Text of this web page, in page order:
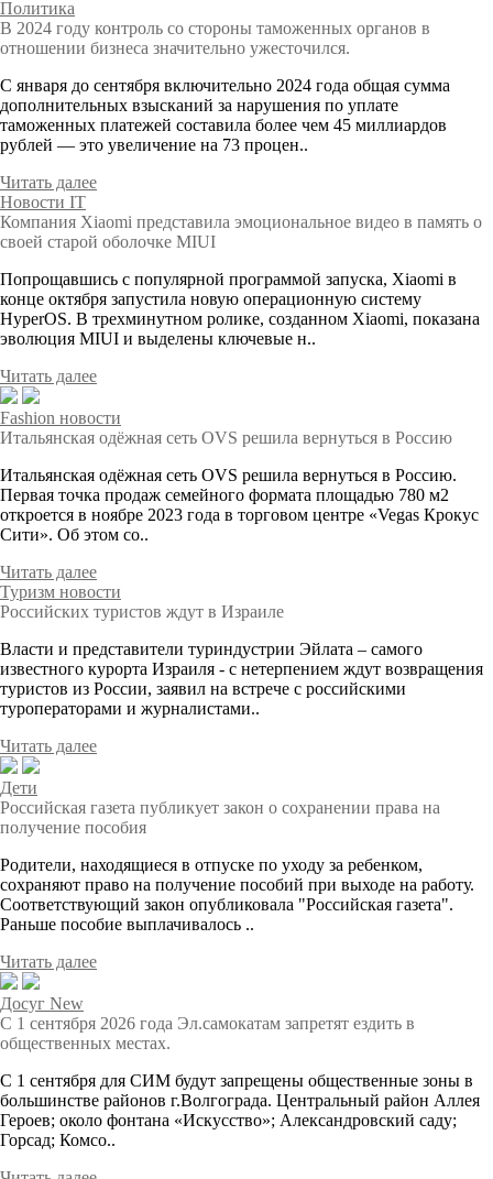
Политика
В 2024 году контроль со стороны таможенных органов в
отношении бизнеса значительно ужесточился.
С января до сентября включительно 2024 года общая сумма
дополнительных взысканий за нарушения по уплате
таможенных платежей составила более чем 45 миллиардов
рублей — это увеличение на 73 процен..
Читать далее
Новости IT
Компания Xiaomi представила эмоциональное видео в память о
своей старой оболочке MIUI
Попрощавшись с популярной программой запуска, Xiaomi в
конце октября запустила новую операционную систему
HyperOS. В трехминутном ролике, созданном Xiaomi, показана
эволюция MIUI и выделены ключевые н..
Читать далее
Fashion новости
Итальянская одёжная сеть OVS решила вернуться в Россию
Итальянская одёжная сеть OVS решила вернуться в Россию.
Первая точка продаж семейного формата площадью 780 м2
откроется в ноябре 2023 года в торговом центре «Vegas Крокус
Сити». Об этом со..
Читать далее
Туризм новости
Российских туристов ждут в Израиле
Власти и представители туриндустрии Эйлата – самого
известного курорта Израиля - с нетерпением ждут возвращения
туристов из России, заявил на встрече с российскими
туроператорами и журналистами..
Читать далее
Дети
Российская газета публикует закон о сохранении права на
получение пособия
Родители, находящиеся в отпуске по уходу за ребенком,
сохраняют право на получение пособий при выходе на работу.
Соответствующий закон опубликовала "Российская газета".
Раньше пособие выплачивалось ..
Читать далее
Досуг New
С 1 сентября 2026 года Эл.самокатам запретят ездить в
общественных местах.
С 1 сентября для СИМ будут запрещены общественные зоны в
большинстве районов г.Волгограда. Центральный район Аллея
Героев; около фонтана «Искусство»; Александровский саду;
Горсад; Комсо..